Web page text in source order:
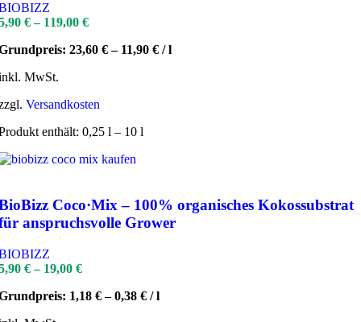
€– 119,00 €
23,60 €– 11,90 € /l
MwSt.
Versandkosten
enthält: 0,25 l – 10 l
Coco·Mix – 100% organisches Kokossubstrat
anspruchsvolle Grower
€– 19,00 €
1,18 €–0,38 € /l